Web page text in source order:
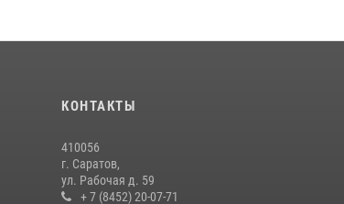
КОНТАКТЫ
410056
г. Саратов,
ул. Рабочая д. 59
+ 7 (8452) 20-07-71